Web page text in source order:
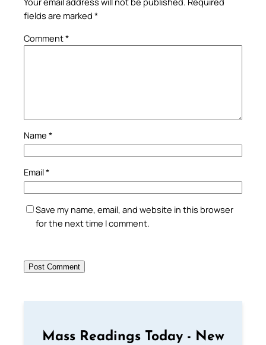
fields are marked *
Comment*
Name *
Email*
Save my name, email, and website in this browser
for the next time I comment.
Mass Readings Today - New